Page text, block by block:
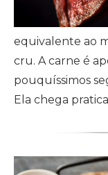
equivalente ao
cru. A carne é
pouquíssimos
Ela chega